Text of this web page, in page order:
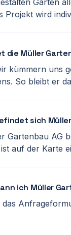
Gärten
Projekt wird
die Müller
kümmern uns
So bleibt er
sich
Gartenbau AG
ist auf der Karte
ich Müller
das